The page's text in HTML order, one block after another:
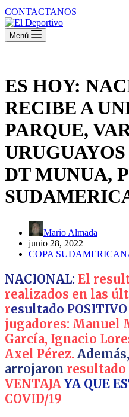
CONTACTANOS
Menú
ES HOY:
RECIBE A
PARQUE,
DT MUNUA,
Mario Almada
junio 28, 2022
COPA
NACIONAL: El
realizados en las
resultado
jugadores: Manuel
García, Ignacio
Axel Pérez.
arrojaron resultado
VENTAJA YA QUE
COVID/19